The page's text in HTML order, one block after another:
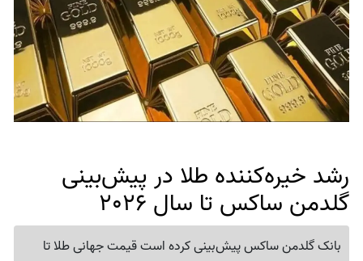
رشد خیره‌کننده طلا در پیش‌بینی
گلدمن ساکس تا سال 2026
بانک گلدمن ساکس پیش‌بینی کرده است قیمت جهانی طلا تا